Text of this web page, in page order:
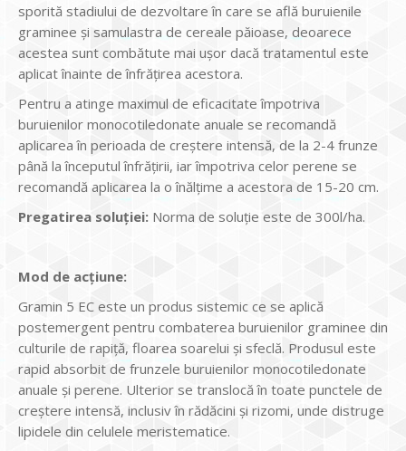
sporită stadiului de dezvoltare în care se află buruienile
graminee şi samulastra de cereale păioase, deoarece
acestea sunt combătute mai uşor dacă tratamentul este
aplicat înainte de înfrăţirea acestora.
Pentru a atinge maximul de eficacitate împotriva
buruienilor monocotiledonate anuale se recomandă
aplicarea în perioada de creştere intensă, de la 2-4 frunze
până la începutul înfrăţirii, iar împotriva celor perene se
recomandă aplicarea la o înălţime a acestora de 15-20 cm.
Pregatirea soluţiei: Norma de soluţie este de 300l/ha.
Mod de acţiune:
Gramin 5 EC este un produs sistemic ce se aplică
postemergent pentru combaterea buruienilor graminee din
culturile de rapiţă, floarea soarelui şi sfeclă. Produsul este
rapid absorbit de frunzele buruienilor monocotiledonate
anuale şi perene. Ulterior se translocă în toate punctele de
creştere intensă, inclusiv în rădăcini şi rizomi, unde distruge
lipidele din celulele meristematice.